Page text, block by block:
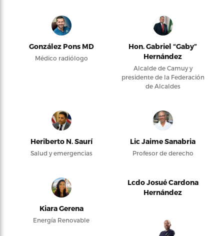
González Pons MD
Médico radiólogo
Hon. Gabriel “Gaby”
Hernández
Alcalde de Camuy y
presidente de la Federación
de Alcaldes
Heriberto N. Saurí
Salud y emergencias
Lic Jaime Sanabria
Profesor de derecho
Kiara Gerena
Energía Renovable
Lcdo Josué Cardona
Hernández